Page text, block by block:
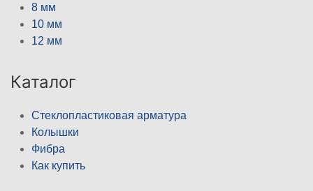
8 мм
10 мм
12 мм
Каталог
Стеклопластиковая арматура
Колышки
Фибра
Как купить